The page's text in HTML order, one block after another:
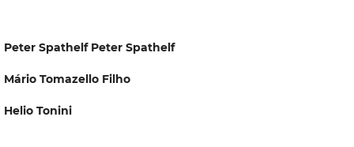
Peter Spathelf Peter Spathelf
Mário Tomazello Filho
Helio Tonini